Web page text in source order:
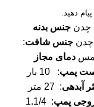
دهید.
چدن جنس بدنه
جنس شافت:
دمای مجاز
پمپ: 10 بار
آبدهی
: 27 متر
پمپ
: 1.1/4